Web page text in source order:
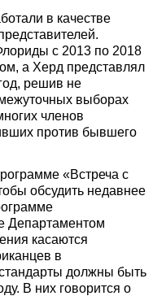
в качестве
с 2013 по 2018
а Херд представлял
решив не
выборах
членов
против бывшего
«Встреча с
обсудить недавнее
Департаментом
касаются
в
должны быть
В них говорится о